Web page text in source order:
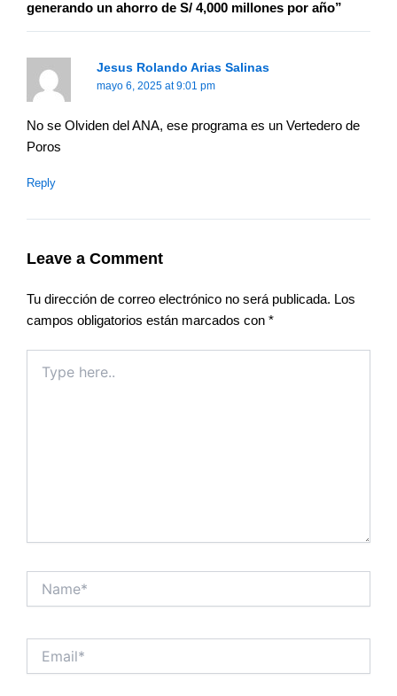
generando un ahorro de S/ 4,000 millones por año”
Jesus Rolando Arias Salinas
mayo 6, 2025 at 9:01 pm
No se Olviden del ANA, ese programa es un Vertedero de
Poros
Reply
Leave a Comment
Tu dirección de correo electrónico no será publicada. Los
campos obligatorios están marcados con *
here..